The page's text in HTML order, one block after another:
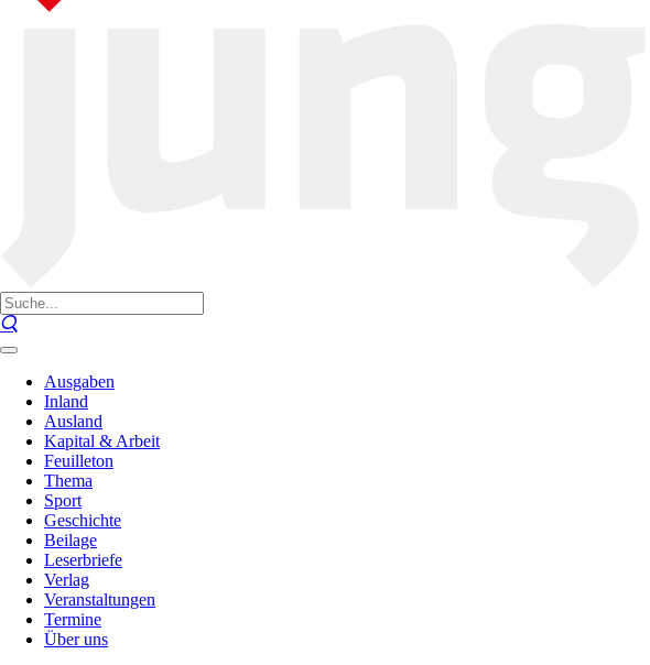
Ausgaben
Inland
Ausland
Kapital & Arbeit
Feuilleton
Thema
Sport
Geschichte
Beilage
Leserbriefe
Verlag
Veranstaltungen
Termine
Über uns